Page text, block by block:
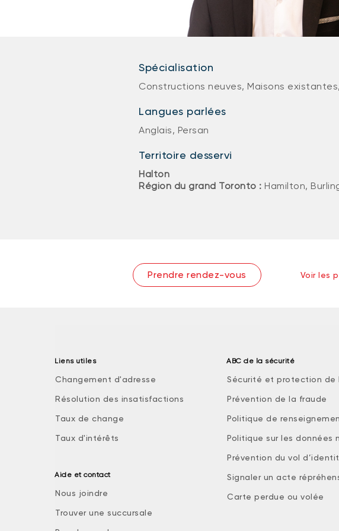
Spécialisation
Constructions neuves, Maisons
Langues parlées
Anglais, Persan
Territoire desservi
Halton
Région du grand Toronto : Hamilton,
Prendre rendez-vous Voir les
Liens utiles
Changement d'adresse
Résolution des insatisfactions
Taux de change
Taux d'intérêts
Aide et contact
Nous joindre
Trouver une succursale
ABC de la sécurité
Sécurité et protection de
Prévention de la fraude
Politique de
Politique sur les données
Prévention du vol
Signaler un acte
Carte perdue ou volée